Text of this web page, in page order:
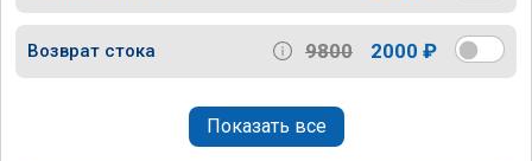
Возврат стока 9800 2000 ₽
Показать все